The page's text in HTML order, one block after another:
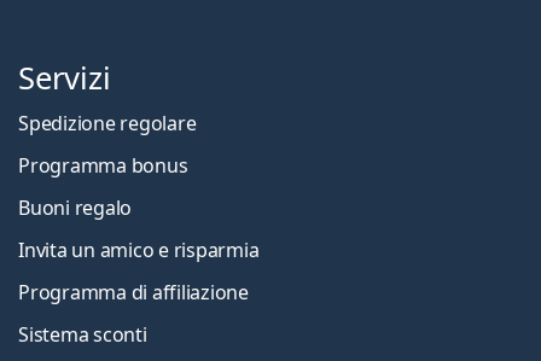
Servizi
Spedizione regolare
Programma bonus
Buoni regalo
Invita un amico e risparmia
Programma di affiliazione
Sistema sconti